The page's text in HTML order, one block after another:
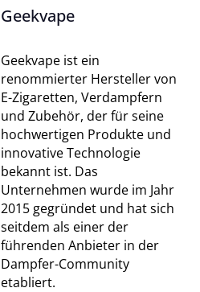
Geekvape
Geekvape ist ein
renommierter Hersteller von
E-Zigaretten, Verdampfern
und Zubehör, der für seine
hochwertigen Produkte und
innovative Technologie
bekannt ist. Das
Unternehmen wurde im Jahr
2015 gegründet und hat sich
seitdem als einer der
führenden Anbieter in der
Dampfer-Community
etabliert.